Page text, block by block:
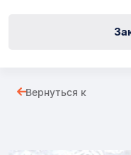
Вернуться к